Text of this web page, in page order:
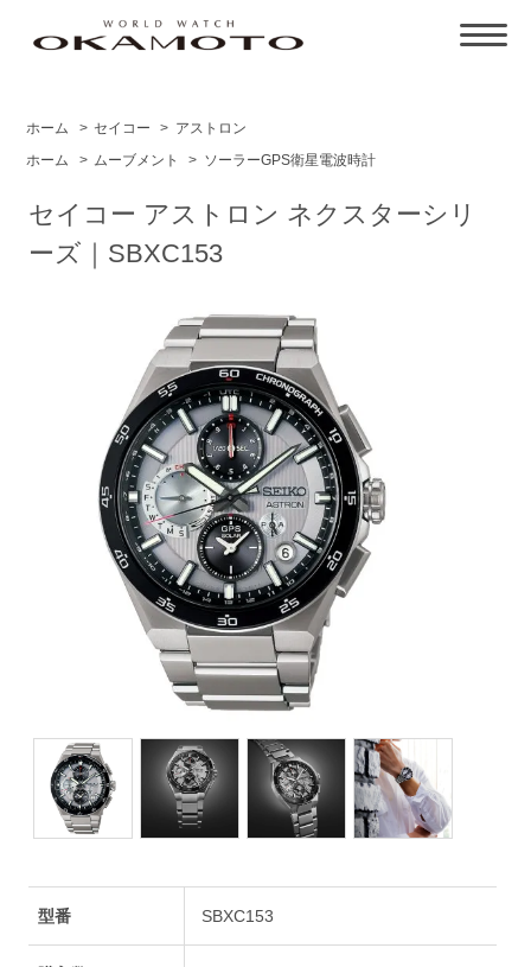
ホーム > セイコー > アストロン
ホーム
> ムーブメント > ソーラーGPS衛星電波時計
セイコー アストロン ネクスターシリ
ーズ｜SBXC153
型番 SBXC153